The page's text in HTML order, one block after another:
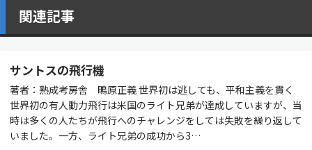
関連記事
サントスの飛行機
著者：熟成考房舎 鴫原正義 世界初は逃しても、平和主義を貫く
世界初の有人動力飛行は米国のライト兄弟が達成していますが、当
時は多くの人たちが飛行へのチャレンジをしては失敗を繰り返して
いました。一方、ライト兄弟の成功から3…